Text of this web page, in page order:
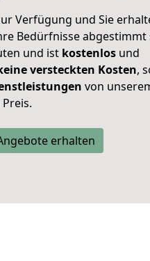
Verfügung und Sie
Bedürfnisse abgestimmt
und ist kostenlos und
versteckten Kosten,
von
erhalten